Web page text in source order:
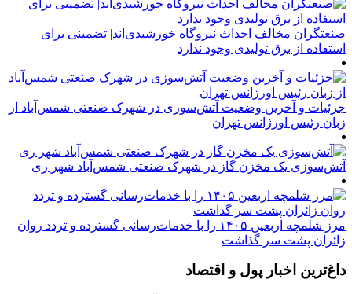
صنعتگران مخالف احداث نیروگاه خورشیدی‌اند| تضمینی برای
استفاده از برق تولیدی وجود ندارد
جزئیات و آخرین وضعیت آتش‌سوزی در شهرک صنعتی شمس‌آباد از
زبان رئیس اورژانس تهران
آتش‌سوزی یک مخزن گاز در شهرک صنعتی شمس‌آباد شهر ری
مرز شلمچه اربعین ۱۴۰۵ را با خدمات‌رسانی گسترده و تردد روان
زائران پشت سر گذاشت
داغ‌ترین اخبار پول و اقتصاد